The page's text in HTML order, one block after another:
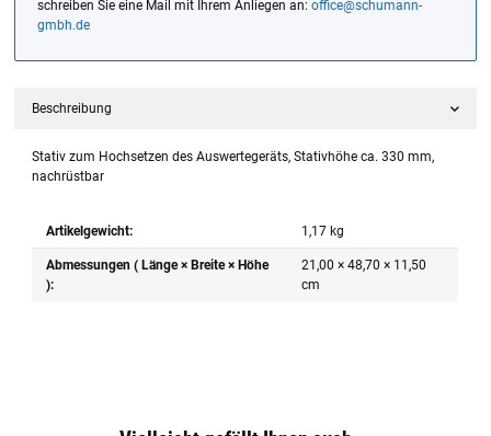
schreiben Sie eine Mail mit Ihrem Anliegen an: office@schumann-
gmbh.de
Beschreibung
Stativ zum Hochsetzen des Auswertegeräts, Stativhöhe ca. 330 mm,
nachrüstbar
Artikelgewicht: 1,17 kg
Abmessungen ( Länge × Breite × Höhe
):
21,00 × 48,70 × 11,50
cm